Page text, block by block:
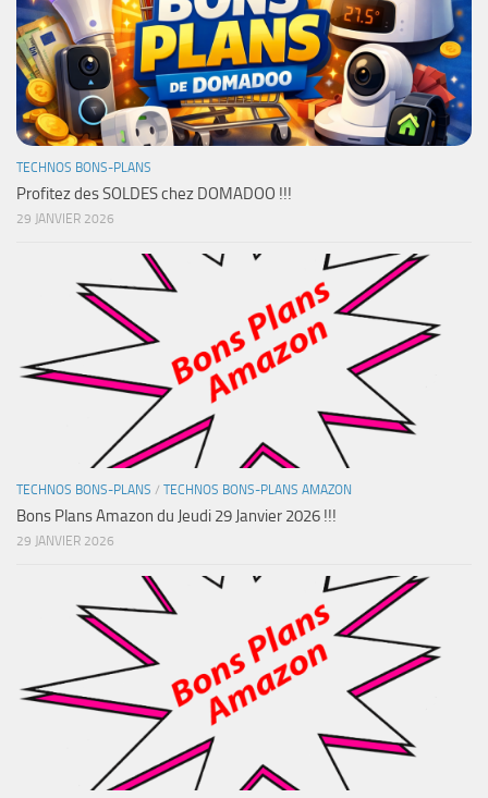
TECHNOS BONS-PLANS
Profitez des SOLDES chez DOMADOO !!!
29 JANVIER 2026
TECHNOS BONS-PLANS / TECHNOS BONS-PLANS AMAZON
Bons Plans Amazon du Jeudi 29 Janvier 2026 !!!
29 JANVIER 2026